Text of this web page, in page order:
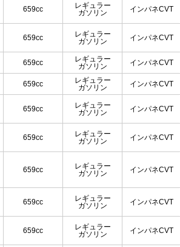
659cc
レギュラー
ガソリン
インパネCVT
659cc
レギュラー
ガソリン
インパネCVT
659cc
レギュラー
ガソリン
インパネCVT
659cc
レギュラー
ガソリン
インパネCVT
659cc
レギュラー
ガソリン
インパネCVT
659cc
レギュラー
ガソリン
インパネCVT
659cc
レギュラー
ガソリン
インパネCVT
659cc
レギュラー
ガソリン
インパネCVT
659cc
レギュラー
ガソリン
インパネCVT